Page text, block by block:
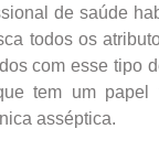
de saúde
todos os
com esse tipo
tem um papel
asséptica.